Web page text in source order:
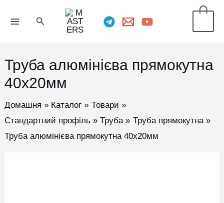
Пошук
Труба алюмінієва прямокутна
40х20мм
Домашня Каталог
Товари
Стандартний профіль
Труба
Труба прямокутна
Труба алюмінієва прямокутна 40х20мм